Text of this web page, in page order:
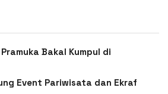
Bakal Kumpul di
Event Pariwisata dan Ekraf